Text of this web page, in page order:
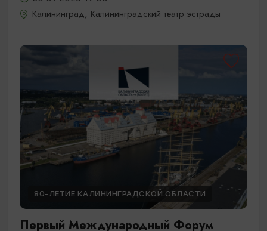
Калининград, Калининградский театр эстрады
80-ЛЕТИЕ КАЛИНИНГРАДСКОЙ ОБЛАСТИ
Первый Международный Форум